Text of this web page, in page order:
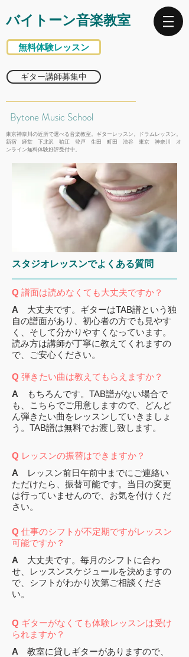
バイトーン音楽教室
無料体験レッスン
ギター講師募集中
Bytone Music School
東京神奈川の近所で選べる音楽教室。ギターレッスン。ドラムレッスン。
新宿 経堂 下北沢 狛江 登戸 生田 町田 渋谷 東京 神奈川 オ
ンライン無料体験好評受付中。
​スタジオレッスンでよくある質問
Q 譜面は読めなくても大丈夫ですか？
A 大丈夫です。ギターはTAB譜という独
自の譜面があり、初心者の方でも見やす
く、そして分かりやすくなっています。
読み方は講師が丁寧に教えてくれますの
で、ご安心ください。
Q 弾きたい曲は教えてもらえますか？
A もちろんです。TAB譜がない場合で
も、こちらでご用意しますので、どんど
ん弾きたい曲をレッスンしていきましょ
う。TAB譜は無料でお渡し致します。
Q レッスンの振替はできますか？
A レッスン前日午前中までにご連絡い
ただけたら、振替可能です。当日の変更
は行っていませんので、お気を付けくだ
さい。
Q 仕事のシフトが不定期ですがレッスン
可能ですか？
A 大丈夫です。毎月のシフトに合わ
せ、レッスンスケジュールを決めますの
で、シフトがわかり次第ご相談くださ
い。
Q ギターがなくても体験レッスンは受け
られますか？
A 教室に貸しギターがありますので、